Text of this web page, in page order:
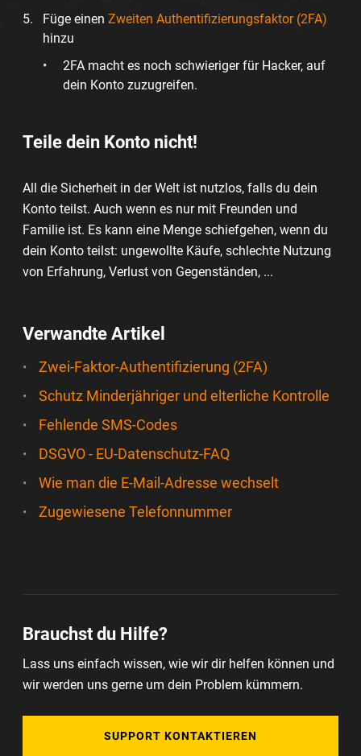
Füge einen Zweiten Authentifizierungsfaktor (2FA)
hinzu
2FA macht es noch schwieriger für Hacker, auf
dein Konto zuzugreifen.
Teile dein Konto nicht!
All die Sicherheit in der Welt ist nutzlos, falls du dein
Konto teilst. Auch wenn es nur mit Freunden und
Familie ist. Es kann eine Menge schiefgehen, wenn du
dein Konto teilst: ungewollte Käufe, schlechte Nutzung
von Erfahrung, Verlust von Gegenständen, ...
Verwandte Artikel
Zwei-Faktor-Authentifizierung (2FA)
Schutz Minderjähriger und elterliche Kontrolle
Fehlende SMS-Codes
DSGVO - EU-Datenschutz-FAQ
Wie man die E-Mail-Adresse wechselt
Zugewiesene Telefonnummer
Brauchst du Hilfe?
Lass uns einfach wissen, wie wir dir helfen können und
wir werden uns gerne um dein Problem kümmern.
SUPPORT KONTAKTIEREN